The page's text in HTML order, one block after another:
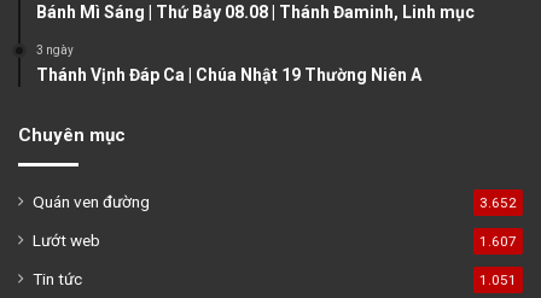
Bánh Mì Sáng | Thứ Bảy 08.08 | Thánh Đaminh, Linh mục
3 ngày
Thánh Vịnh Đáp Ca | Chúa Nhật 19 Thường Niên A
Chuyên mục
Quán ven đường 3.652
Lướt web 1.607
Tin tức 1.051